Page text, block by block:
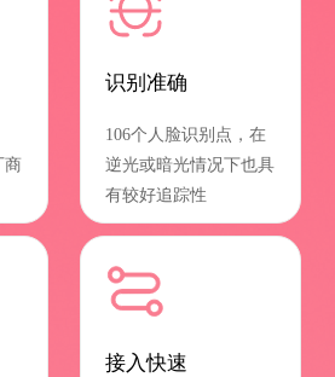
商
识别准确
106个人脸识别点，在
逆光或暗光情况下也具
有较好追踪性
接入快速